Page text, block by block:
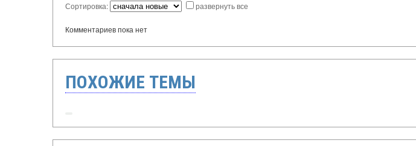
Сортировка: развернуть все
Комментариев пока нет
ПОХОЖИЕ ТЕМЫ